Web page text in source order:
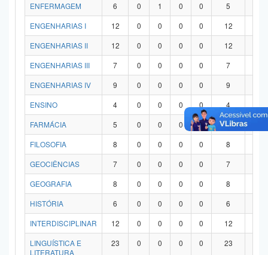
ENFERMAGEM
6 0 1 0 0 5
ENGENHARIAS I
12 0 0 0 0 12
ENGENHARIAS II
12 0 0 0 0 12
ENGENHARIAS III
7 0 0 0 0 7
ENGENHARIAS IV
9 0 0 0 0 9
ENSINO
4 0 0 0 0 4
FARMÁCIA
5 0 0 0 0 5
FILOSOFIA
8 0 0 0 0 8
GEOCIÊNCIAS
7 0 0 0 0 7
GEOGRAFIA
8 0 0 0 0 8
HISTÓRIA
6 0 0 0 0 6
INTERDISCIPLINAR
12 0 0 0 0 12
LINGUÍSTICA E
LITERATURA
23 0 0 0 0 23